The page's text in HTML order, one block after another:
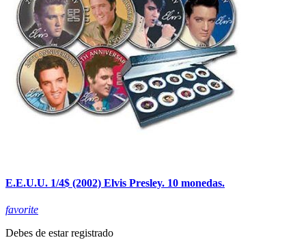
E.E.U.U. 1/4$ (2002) Elvis Presley. 10 monedas.
favorite
Debes de estar registrado